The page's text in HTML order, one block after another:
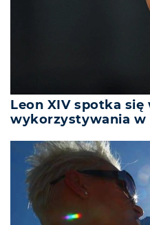
Leon XIV spotka
wykorzystywania w